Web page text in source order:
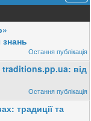
traditions.pp.ua: від
традиції та